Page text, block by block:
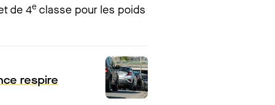
de 4e classe pour les poids
respire